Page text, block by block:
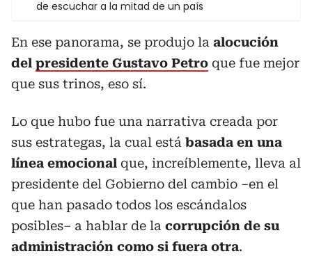
de escuchar a la mitad de un país
En ese panorama, se produjo la alocución
del presidente Gustavo Petro que fue mejor
que sus trinos, eso sí.
Lo que hubo fue una narrativa creada por
sus estrategas, la cual está basada en una
línea emocional que, increíblemente, lleva al
presidente del Gobierno del cambio –en el
que han pasado todos los escándalos
posibles– a hablar de la corrupción de su
administración como si fuera otra.